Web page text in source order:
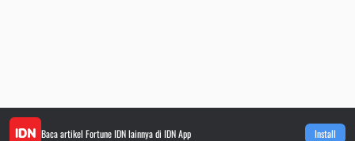
Baca artikel Fortune IDNlainnya di IDN App Install